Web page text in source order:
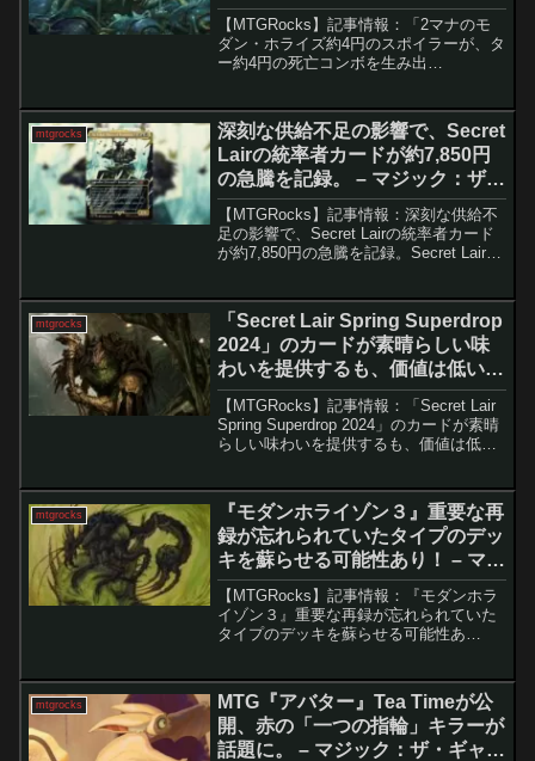
ザリング
【MTGRocks】記事情報：「2マナのモ
ダン・ホライズ約4円のスポイラーが、タ
ー約4円の死亡コンボを生み出
ードが明らかになりました。今日は特に
注目されている...
mtgrocks
深刻な供給不足の影響で、Secret
Lairの統率者カードが約7,850円
の急騰を記録。 – マジック：ザ・
ギャザリング
【MTGRocks】記事情報：深刻な供給不
足の影響で、Secret Lairの統率者カード
が約7,850円の急騰を記録。Secret Lairの
mtgrocks
「Secret Lair Spring Superdrop
2024」のカードが素晴らしい味
わいを提供するも、価値は低い。
– マジック：ザ・ギャザリング
【MTGRocks】記事情報：「Secret Lair
Spring Superdrop 2024」のカードが素晴
らしい味わいを提供するも、価値は低
mtgrocks
『モダンホライゾン３』重要な再
録が忘れられていたタイプのデッ
キを蘇らせる可能性あり！ – マジ
ック：ザ・ギャザリング
【MTGRocks】記事情報：『モダンホラ
イゾン３』重要な再録が忘れられていた
タイプのデッキを蘇らせる可能性あ
たらしています。特に注目すべきは、エ
ルフの強力なサポート...
mtgrocks
MTG『アバター』Tea Timeが公
開、赤の「一つの指輪」キラーが
話題に。 – マジック：ザ・ギャザ